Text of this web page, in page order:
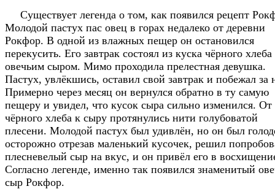
Существует легенда о том, как появился рецепт
Молодой пастух пас овец в горах недалеко от деревни
Рокфор. В одной из влажных пещер он остановился
перекусить. Его завтрак состоял из куска чёрного хлеба
овечьим сыром. Мимо проходила прелестная девушка.
Пастух, увлёкшись, оставил свой завтрак и побежал за
Примерно через месяц он вернулся обратно в ту самую
пещеру и увидел, что кусок сыра сильно изменился. От
чёрного хлеба к сыру протянулись нити голубоватой
плесени. Молодой пастух был удивлён, но он был
осторожно отрезав маленький кусочек, решил
плесневелый сыр на вкус, и он привёл его в
Согласно легенде, именно так появился знаменитый
сыр Рокфор.